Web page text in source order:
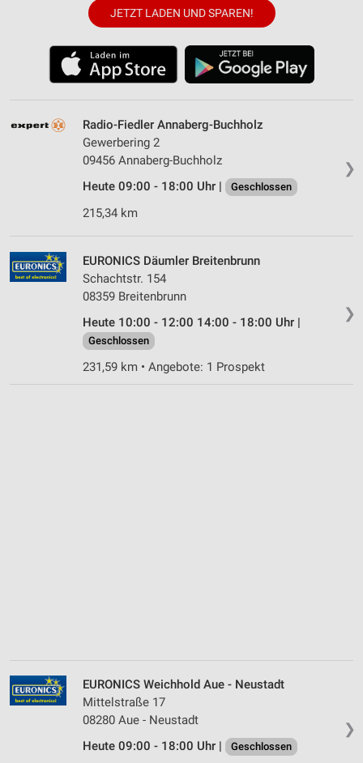
JETZT LADEN UND SPAREN!
❯
Radio-Fiedler Annaberg-Buchholz
Gewerbering 2
09456 Annaberg-Buchholz
Heute 09:00 - 18:00 Uhr |
Geschlossen
215,34 km
❯
EURONICS Däumler Breitenbrunn
Schachtstr. 154
08359 Breitenbrunn
Heute 10:00 - 12:00 14:00 - 18:00 Uhr |
Geschlossen
231,59 km • Angebote: 1 Prospekt
❯
EURONICS Weichhold Aue - Neustadt
Mittelstraße 17
08280 Aue - Neustadt
Heute 09:00 - 18:00 Uhr |
Geschlossen